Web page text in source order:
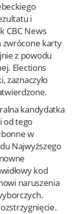
i
CBC News
zwrócone karty
z powodu
Elections
zaznaczyło
kandydatka
od tego
w
Najwyższego
kod
naruszenia